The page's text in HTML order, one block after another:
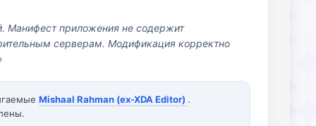
Манифест приложения не содержит
серверам. Модификация корректно
Mishaal Rahman (ex-XDA Editor) .